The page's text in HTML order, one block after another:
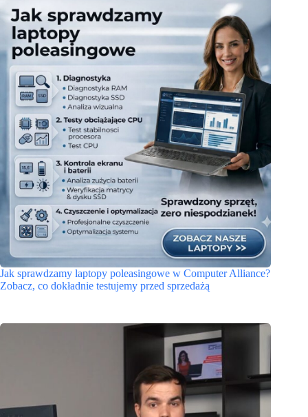
Jak sprawdzamy laptopy poleasingowe w Computer Alliance?
Zobacz, co dokładnie testujemy przed sprzedażą